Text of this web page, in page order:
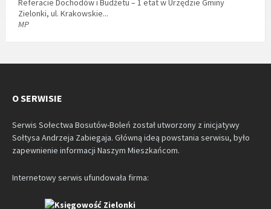
Referacie Dochodów i Budżetu – 1 etat w Urzędzie Gminy
Zielonki, ul. Krakowskie...
MP
O SERWISIE
Serwis Sołectwa Bosutów-Boleń został utworzony z inicjatywy
Sołtysa Andrzeja Zabiegaja. Główną ideą powstania serwisu, było
zapewnienie informacji Naszym Mieszkańcom.
Internetowy serwis ufundowała firma: